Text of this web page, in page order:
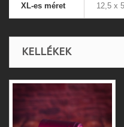
XL-es méret 12,5 x
KELLÉKEK